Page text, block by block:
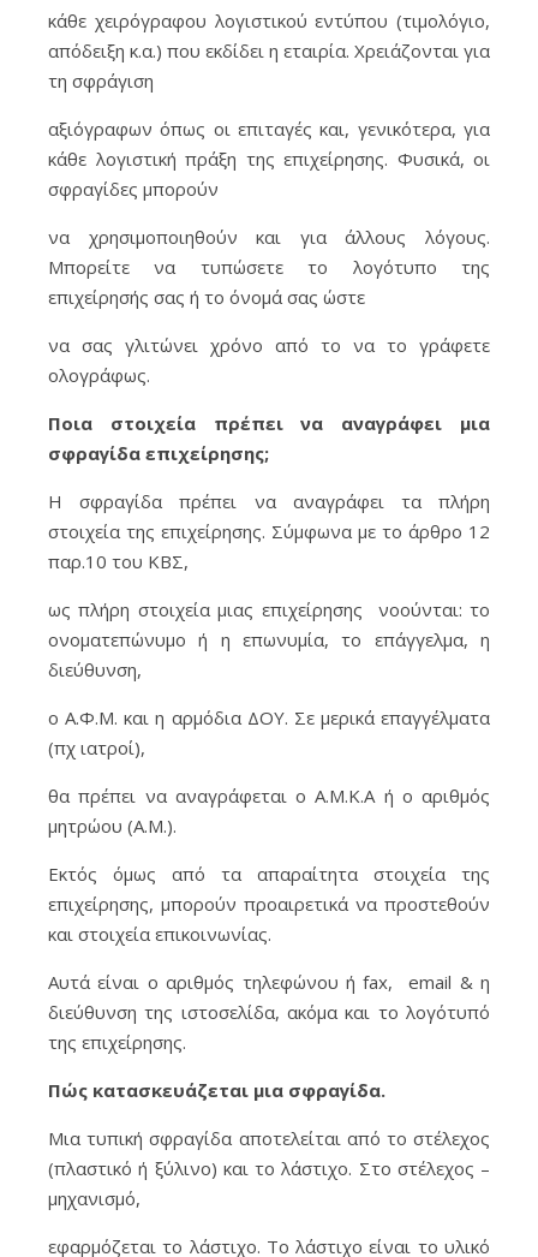
κάθε χειρόγραφου λογιστικού εντύπου (τιμολόγιο,
απόδειξη κ.α.) που εκδίδει η εταιρία. Χρειάζονται για
τη σφράγιση
αξιόγραφων όπως οι επιταγές και, γενικότερα, για
κάθε λογιστική πράξη της επιχείρησης. Φυσικά, οι
σφραγίδες μπορούν
να χρησιμοποιηθούν και για άλλους λόγους.
Μπορείτε να τυπώσετε το λογότυπο της
επιχείρησής σας ή το όνομά σας ώστε
να σας γλιτώνει χρόνο από το να το γράφετε
ολογράφως.
Ποια στοιχεία πρέπει να αναγράφει μια
σφραγίδα επιχείρησης;
Η σφραγίδα πρέπει να αναγράφει τα πλήρη
στοιχεία της επιχείρησης. Σύμφωνα με το άρθρο 12
παρ.10 του ΚΒΣ,
ως πλήρη στοιχεία μιας επιχείρησης νοούνται: το
ονοματεπώνυμο ή η επωνυμία, το επάγγελμα, η
διεύθυνση,
ο Α.Φ.Μ. και η αρμόδια ΔΟΥ. Σε μερικά επαγγέλματα
(πχ ιατροί),
θα πρέπει να αναγράφεται ο Α.Μ.Κ.Α ή ο αριθμός
μητρώου (Α.Μ.).
Εκτός όμως από τα απαραίτητα στοιχεία της
επιχείρησης, μπορούν προαιρετικά να προστεθούν
και στοιχεία επικοινωνίας.
Αυτά είναι ο αριθμός τηλεφώνου ή fax, email & η
διεύθυνση της ιστοσελίδα, ακόμα και το λογότυπό
της επιχείρησης.
Πώς κατασκευάζεται μια σφραγίδα.
Μια τυπική σφραγίδα αποτελείται από το στέλεχος
(πλαστικό ή ξύλινο) και το λάστιχο. Στο στέλεχος –
μηχανισμό,
εφαρμόζεται το λάστιχο. Το λάστιχο είναι το υλικό